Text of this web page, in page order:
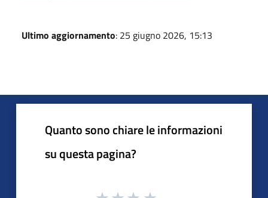
Ultimo aggiornamento: 25 giugno 2026, 15:13
Quanto sono chiare le informazioni
su questa pagina?